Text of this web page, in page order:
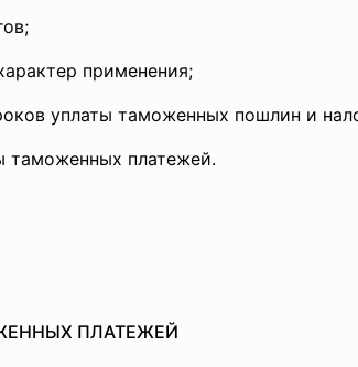
применения;
уплаты таможенных пошлин и
таможенных платежей.
ПЛАТЕЖЕЙ